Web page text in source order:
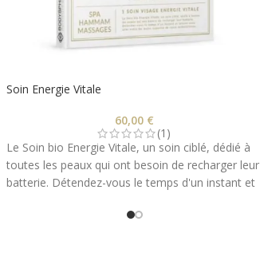
Soin Energie Vitale
60,00 €
(1)
Le Soin bio Energie Vitale, un soin ciblé, dédié à
toutes les peaux qui ont besoin de recharger leur
batterie. Détendez-vous le temps d'un instant et
votre Naturo-Esthéticienne. Des senteurs